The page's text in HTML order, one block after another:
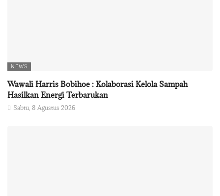
NEWS
Wawali Harris Bobihoe : Kolaborasi Kelola Sampah
Hasilkan Energi Terbarukan
Sabtu, 8 Agustus 2026